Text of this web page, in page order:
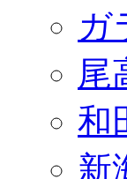
ガ
尾
和
新